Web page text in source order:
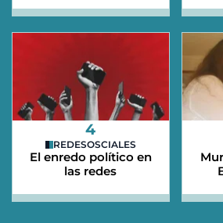
4
REDESOSCIALES
El enredo político en
las redes